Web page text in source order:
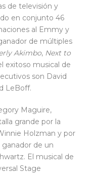
de televisión y
en conjunto 46
al Emmy y
de múltiples
Akimbo, Next to
exitoso musical de
son David
LeBoff.
Maguire,
grande por la
Holzman y por
de un
El musical de
Stage